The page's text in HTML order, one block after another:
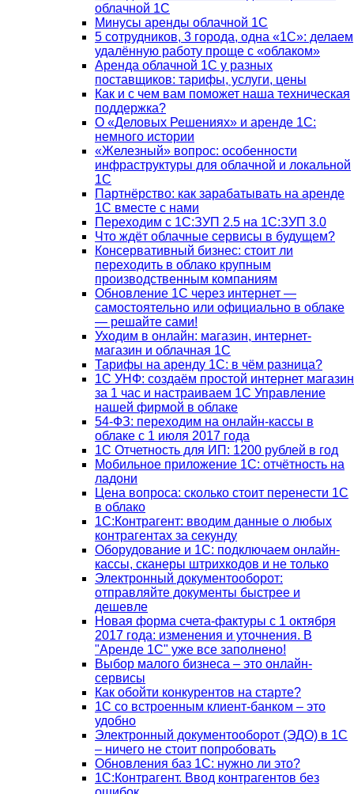
облачной 1С
Минусы аренды облачной 1С
5 сотрудников, 3 города, одна «1С»: делаем
удалённую работу проще с «облаком»
Аренда облачной 1С у разных
поставщиков: тарифы, услуги, цены
Как и с чем вам поможет наша техническая
поддержка?
О «Деловых Решениях» и аренде 1С:
немного истории
«Железный» вопрос: особенности
инфраструктуры для облачной и локальной
1С
Партнёрство: как зарабатывать на аренде
1С вместе с нами
Переходим с 1С:ЗУП 2.5 на 1С:ЗУП 3.0
Что ждёт облачные сервисы в будущем?
Консервативный бизнес: стоит ли
переходить в облако крупным
производственным компаниям
Обновление 1С через интернет —
самостоятельно или официально в облаке
— решайте сами!
Уходим в онлайн: магазин, интернет-
магазин и облачная 1С
Тарифы на аренду 1С: в чём разница?
1С УНФ: создаём простой интернет магазин
за 1 час и настраиваем 1С Управление
нашей фирмой в облаке
54-ФЗ: переходим на онлайн-кассы в
облаке с 1 июля 2017 года
1С Отчетность для ИП: 1200 рублей в год
Мобильное приложение 1С: отчётность на
ладони
Цена вопроса: сколько стоит перенести 1С
в облако
1С:Контрагент: вводим данные о любых
контрагентах за секунду
Оборудование и 1С: подключаем онлайн-
кассы, сканеры штрихкодов и не только
Электронный документооборот:
отправляйте документы быстрее и
дешевле
Новая форма счета-фактуры с 1 октября
2017 года: изменения и уточнения. В
"Аренде 1С" уже все заполнено!
Выбор малого бизнеса – это онлайн-
сервисы
Как обойти конкурентов на старте?
1C со встроенным клиент-банком – это
удобно
Электронный документооборот (ЭДО) в 1С
– ничего не стоит попробовать
Обновления баз 1С: нужно ли это?
1С:Контрагент. Ввод контрагентов без